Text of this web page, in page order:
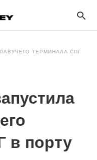
ТЕРМИНАЛА СПГ
в порту